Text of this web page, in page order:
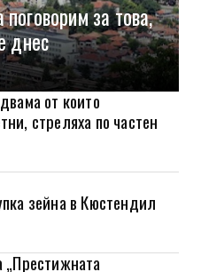
за това,
днес
от които
стреляха по частен
зейна в Кюстендил
„Престижната